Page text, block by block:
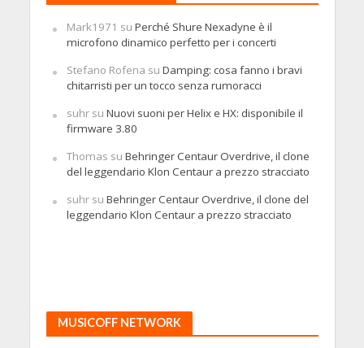
Mark1971 su Perché Shure Nexadyne è il
microfono dinamico perfetto per i concerti
Stefano Rofena su Damping: cosa fanno i bravi
chitarristi per un tocco senza rumoracci
suhrsu Nuovi suoni per Helix e HX: disponibile il
firmware 3.80
Thomas su Behringer Centaur Overdrive, il clone
del leggendario Klon Centaur a prezzo stracciato
suhrsu Behringer Centaur Overdrive, il clone del
leggendario Klon Centaur a prezzo stracciato
MUSICOFF NETWORK